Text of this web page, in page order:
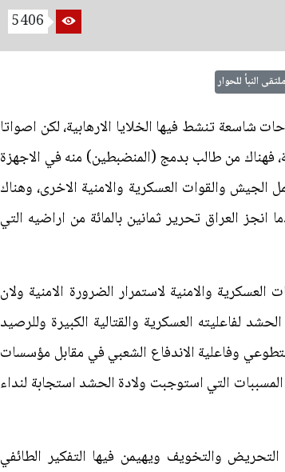
5406
ملتقى النبأ للحوار
شاسعة تنشط فيها الخلايا الارهابية، لكن اصواتا
فهناك من طالب بدمج (المنضبطين) منه في الاجهزة
الجيش والقوات العسكرية والامنية الاخرى، وهناك
العراق تحرير ثمانين بالمائة من اراضيه التي
والامنية لاستمرار الضرورة الامنية ولان
لفاعليته العسكرية والقتالية الكبيرة وللرصيد
وفاعلية الاندفاع الشعبي في مقابل مؤسسات
التي استوجبت ولادة الحشد استجابة لنداء
والتخويف ويهيمن فيها التفكير الطائفي